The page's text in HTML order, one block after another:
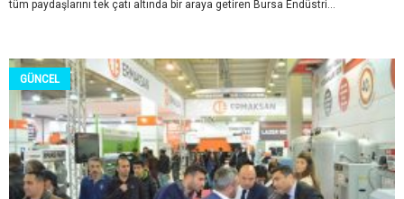
tüm paydaşlarını tek çatı altında bir araya getiren Bursa Endüstri...
GÜNCEL